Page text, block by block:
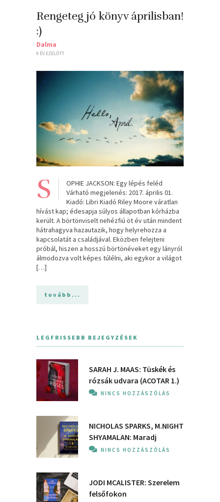
Rengeteg jó könyv áprilisban!
:)
Dalma
9 ÉV EZELŐTT
S
OPHIE JACKSON: Egy lépés feléd
Várható megjelenés: 2017. április 01.
Kiadó: Libri Kiadó Riley Moore váratlan
hívást kap; édesapja súlyos állapotban kórházba
került. A börtönviselt nehézfiú öt év után mindent
hátrahagyva hazautazik, hogy helyrehozza a
kapcsolatát a családjával. Eközben felejteni
próbál, hiszen a hosszú börtönéveket egy lányról
álmodozva volt képes túlélni, aki egykor a világot
[…]
tovább...
LEGFRISSEBB BEJEGYZÉSEK
SARAH J. MAAS: Tüskék és
rózsák udvara (ACOTAR 1.)
NINCS HOZZÁSZÓLÁS
NICHOLAS SPARKS, M.NIGHT
SHYAMALAN: Maradj
NINCS HOZZÁSZÓLÁS
JODI MCALISTER: Szerelem
felsőfokon